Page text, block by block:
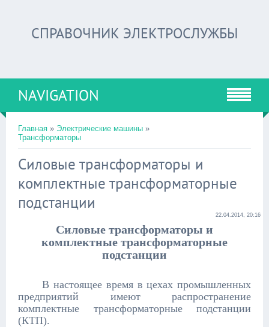
СПРАВОЧНИК ЭЛЕКТРОСЛУЖБЫ
NAVIGATION
Главная » Электрические машины »
Трансформаторы
Силовые трансформаторы и
комплектные трансформаторные
подстанции
22.04.2014, 20:16
Силовые трансформаторы и
комплектные трансформаторные
подстанции
В настоящее время в цехах промышленных
предприятий имеют распространение
комплектные трансформаторные подстанции
(КТП).